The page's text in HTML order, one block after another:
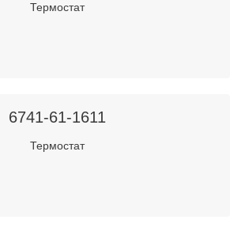
Термостат
6741-61-1611
Термостат